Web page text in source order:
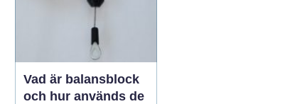
Vad är balansblock
och hur används de